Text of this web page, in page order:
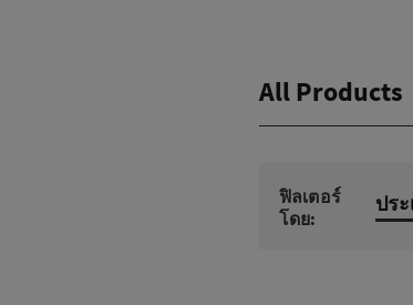
All Products
ฟิลเตอร์
โดย:
ปร